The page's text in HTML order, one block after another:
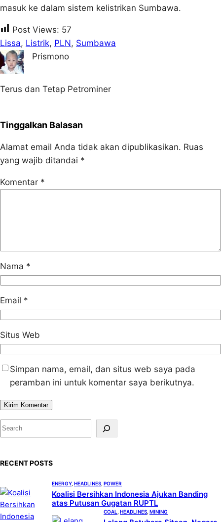
masuk ke dalam sistem kelistrikan Sumbawa.
Post Views: 57
Lissa, Listrik, PLN, Sumbawa
Prismono
Terus dan Tetap Petrominer
Tinggalkan Balasan
Alamat email Anda tidak akan dipublikasikan. Ruas
yang wajib ditandai *
Komentar *
Nama *
Email *
Situs Web
Simpan nama, email, dan situs web saya pada
peramban ini untuk komentar saya berikutnya.
S
e
r
h
RECENT POSTS
ENERGY, HEADLINES POWER
Koalisi Bersihkan Indonesia Ajukan Banding
atas Putusan Gugatan RUPTL
COAL HEADLINES MINING